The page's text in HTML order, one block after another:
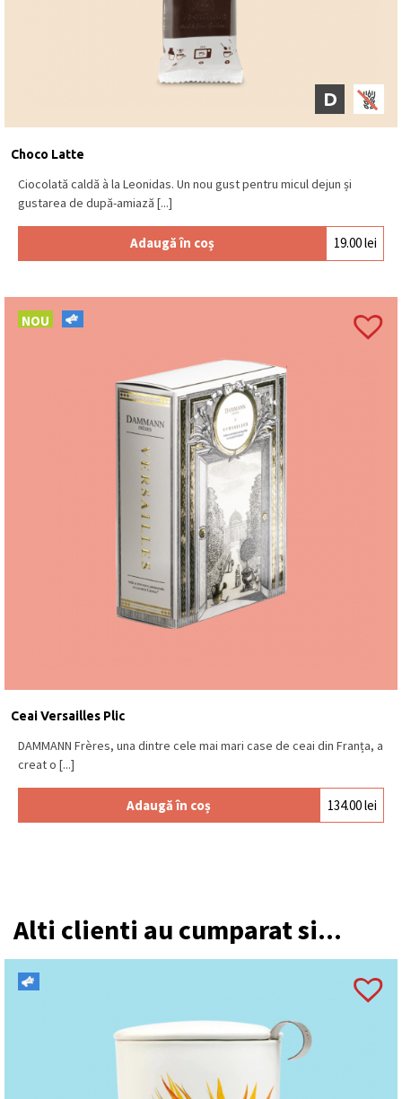
D
Choco Latte
Ciocolată caldă à la Leonidas. Un nou gust pentru micul dejun și
gustarea de după-amiază [...]
Adaugă în coș 19.00lei
NOU
Ceai Versailles Plic
DAMMANN Frères, una dintre cele mai mari case de ceai din Franța, a
creat o [...]
Adaugă în coș 134.00lei
Alti clienti au cumparat si...